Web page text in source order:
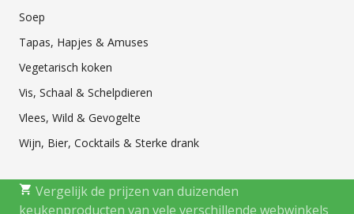
Soep
Tapas, Hapjes & Amuses
Vegetarisch koken
Vis, Schaal & Schelpdieren
Vlees, Wild & Gevogelte
Wijn, Bier, Cocktails & Sterke drank
Vergelijk de prijzen van duizenden
keukenproducten van vele verschillende webwinkels